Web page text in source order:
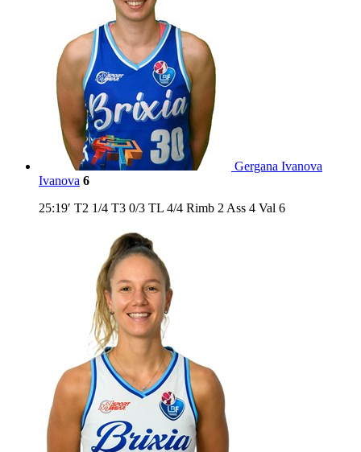
Gergana Ivanova
Ivanova 6
25:19′ T2 1/4 T3 0/3 TL 4/4 Rimb 2 Ass 4 Val 6